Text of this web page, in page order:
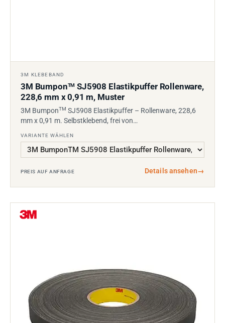
3M KLEBEBAND
3M BumponTM SJ5908 Elastikpuffer Rollenware,
228,6 mm x 0,91 m, Muster
3M BumponTM SJ5908 Elastikpuffer – Rollenware, 228,6
mm x 0,91 m. Selbstklebend, frei von…
VARIANTE WÄHLEN
PREIS AUF ANFRAGE Details ansehen→